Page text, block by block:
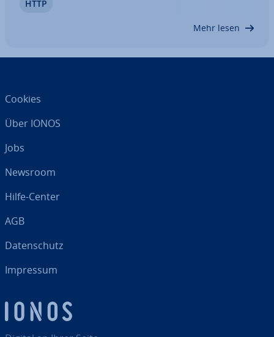
ver­schie­de­ne Nach­rich­ten-Typen. Mit einem HTTP-
HTTP
Mehr lesen
Cookies
Über IONOS
Jobs
Newsroom
Hilfe-Center
AGB
Da­ten­schutz
Impressum